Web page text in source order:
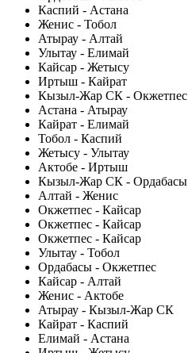
Каспий - Астана
Женис - Тобол
Атырау - Алтай
Улытау - Елимай
Кайсар - Жетысу
Иртыш - Кайрат
Кызыл-Жар СК - Окжетпес
Астана - Атырау
Кайрат - Елимай
Тобол - Каспий
Жетысу - Улытау
Актобе - Иртыш
Кызыл-Жар СК - Ордабасы
Алтай - Женис
Окжетпес - Кайсар
Окжетпес - Кайсар
Окжетпес - Кайсар
Улытау - Тобол
Ордабасы - Окжетпес
Кайсар - Алтай
Женис - Актобе
Атырау - Кызыл-Жар СК
Кайрат - Каспий
Елимай - Астана